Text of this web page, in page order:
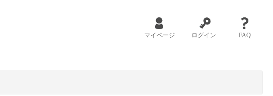
マイページ ログイン FAQ